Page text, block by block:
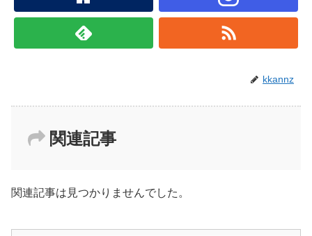
kkannz
関連記事
関連記事は見つかりませんでした。